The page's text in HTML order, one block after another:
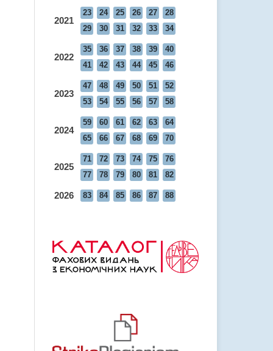
2021
23 24 25 26 27
28
29
30 31 32 33 34
2022
35 36 37 38 39
40
41
42 43 44 45 46
2023
47 48 49 50 51
52
53
54 55 56 57 58
2024
59 60 61 62 63
64
65
66 67 68 69 70
2025
71 72 73 74 75
76
77
78 79 80 81 82
2026 83 84 85 86 87 88